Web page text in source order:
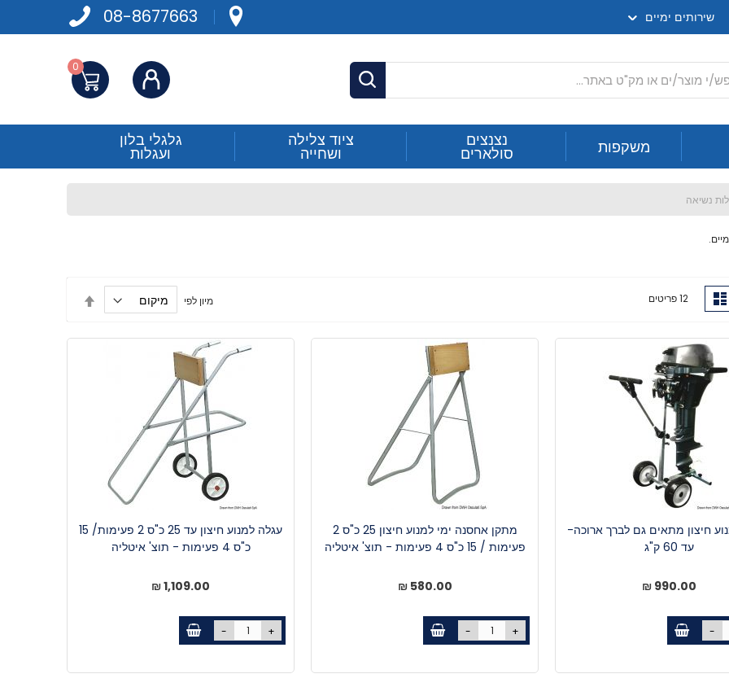
08-8677663 שירותים ימיים
חפש
התחברות 0
משקפות נצנצים
סולארים
ציוד צלילה
ושחייה
גלגלי בלון
ועגלות
נשיאה
רשימה12פריטים מיון לפי
יורד
חיצון מתאים גם לברך ארוכה-
עד 60 ק"ג
990.00 ₪
-
מתקן אחסנה ימי למנוע חיצון 25 כ"ס 2
פעימות / 15 כ"ס 4 פעימות - תוצ' איטליה
580.00 ₪
- +
עגלה למנוע חיצון עד 25 כ"ס 2 פעימות/ 15
כ"ס 4 פעימות - תוצ' איטליה
1,109.00 ₪
- +